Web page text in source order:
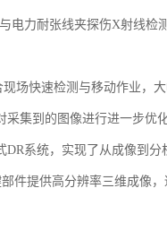
电力耐张线夹探伤X射线检
场快速检测与移动作业，
集到的图像进行进一步优
系统，实现了从成像到
件提供高分辨率三维成像